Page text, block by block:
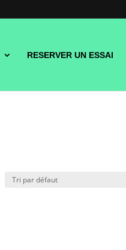
RESERVER UN ESSAI